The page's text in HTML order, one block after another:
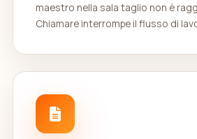
maestro nella sala taglio non è
Chiamare interrompe il flusso di